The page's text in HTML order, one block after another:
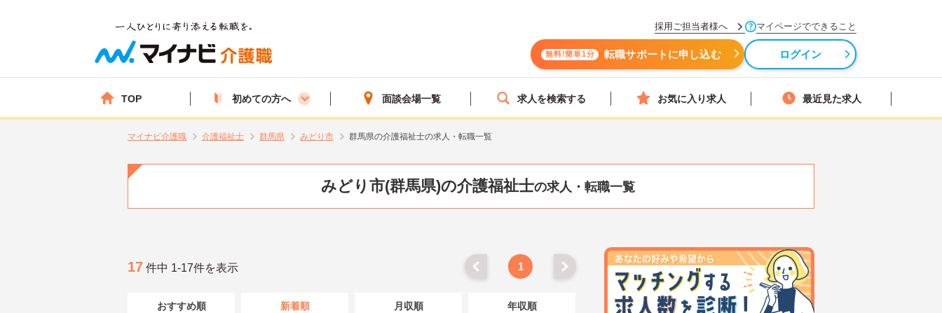
採用ご担当者様へ マイページでできること
無料!簡単1分 転職サポートに申し込む ログイン
TOP 初めての方へ 面談会場一覧 求人を検索する お気に入り求人 最近見た求人
マイナビ介護職 介護福祉士 群馬県 みどり市 群馬県の介護福祉士の求人・転職一覧
みどり市(群馬県)の介護福祉士の求人・転職一覧
17 件中 1-17件を表示 1
おすすめ順 新着順 月収順 年収順